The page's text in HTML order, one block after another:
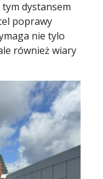
dystansem
poprawy
nie tylo
również wiary